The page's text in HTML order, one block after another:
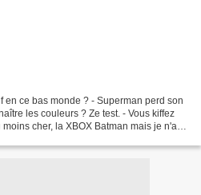
en ce bas monde ? - Superman perd son
les couleurs ? Ze test. - Vous kiffez
cher, la XBOX Batman mais je n'ai